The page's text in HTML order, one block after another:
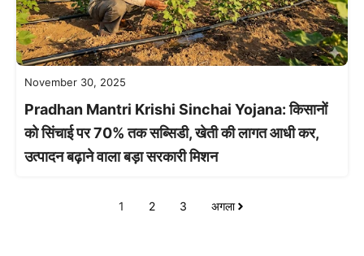
November 30, 2025
Pradhan Mantri Krishi Sinchai Yojana: किसानों
को सिंचाई पर 70% तक सब्सिडी, खेती की लागत आधी कर,
उत्पादन बढ़ाने वाला बड़ा सरकारी मिशन
1 2 3 अगला